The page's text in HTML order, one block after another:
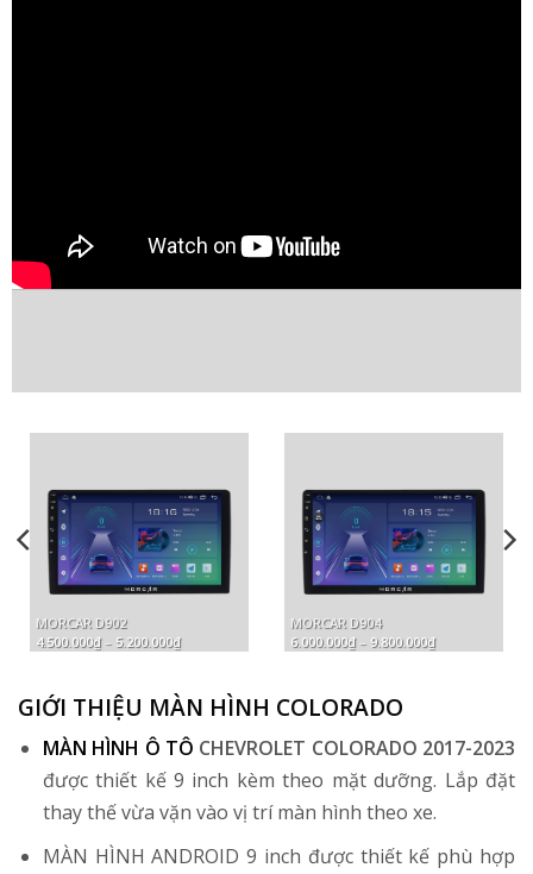
MORCAR D902
4.500.000₫ – 5.200.000₫Khoảng
giá:
5.200.000₫
MORCAR D904
6.000.000₫ – 9.800.000₫Khoảng
giá:
9.800.000₫
GIỚI THIỆU MÀN HÌNH COLORADO
MÀN HÌNH Ô TÔ CHEVROLET COLORADO 2017-2023
được thiết kế 9 inch kèm theo mặt dưỡng. Lắp đặt
thay thế vừa vặn vào vị trí màn hình theo xe.
MÀN HÌNH ANDROID 9 inch được thiết kế phù hợp